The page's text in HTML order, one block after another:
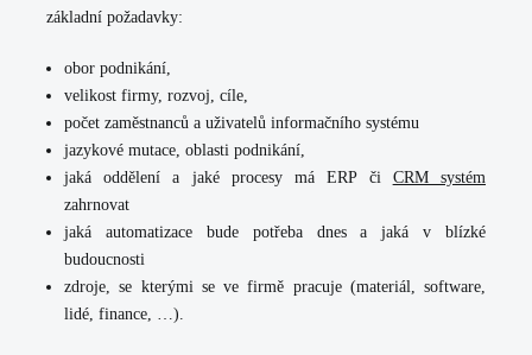
základní požadavky:
obor podnikání,
velikost firmy, rozvoj, cíle,
počet zaměstnanců a uživatelů informačního systému
jazykové mutace, oblasti podnikání,
jaká oddělení a jaké procesy má ERP či CRM systém
zahrnovat
jaká automatizace bude potřeba dnes a jaká v blízké
budoucnosti
zdroje, se kterými se ve firmě pracuje (materiál, software,
lidé, finance, …).